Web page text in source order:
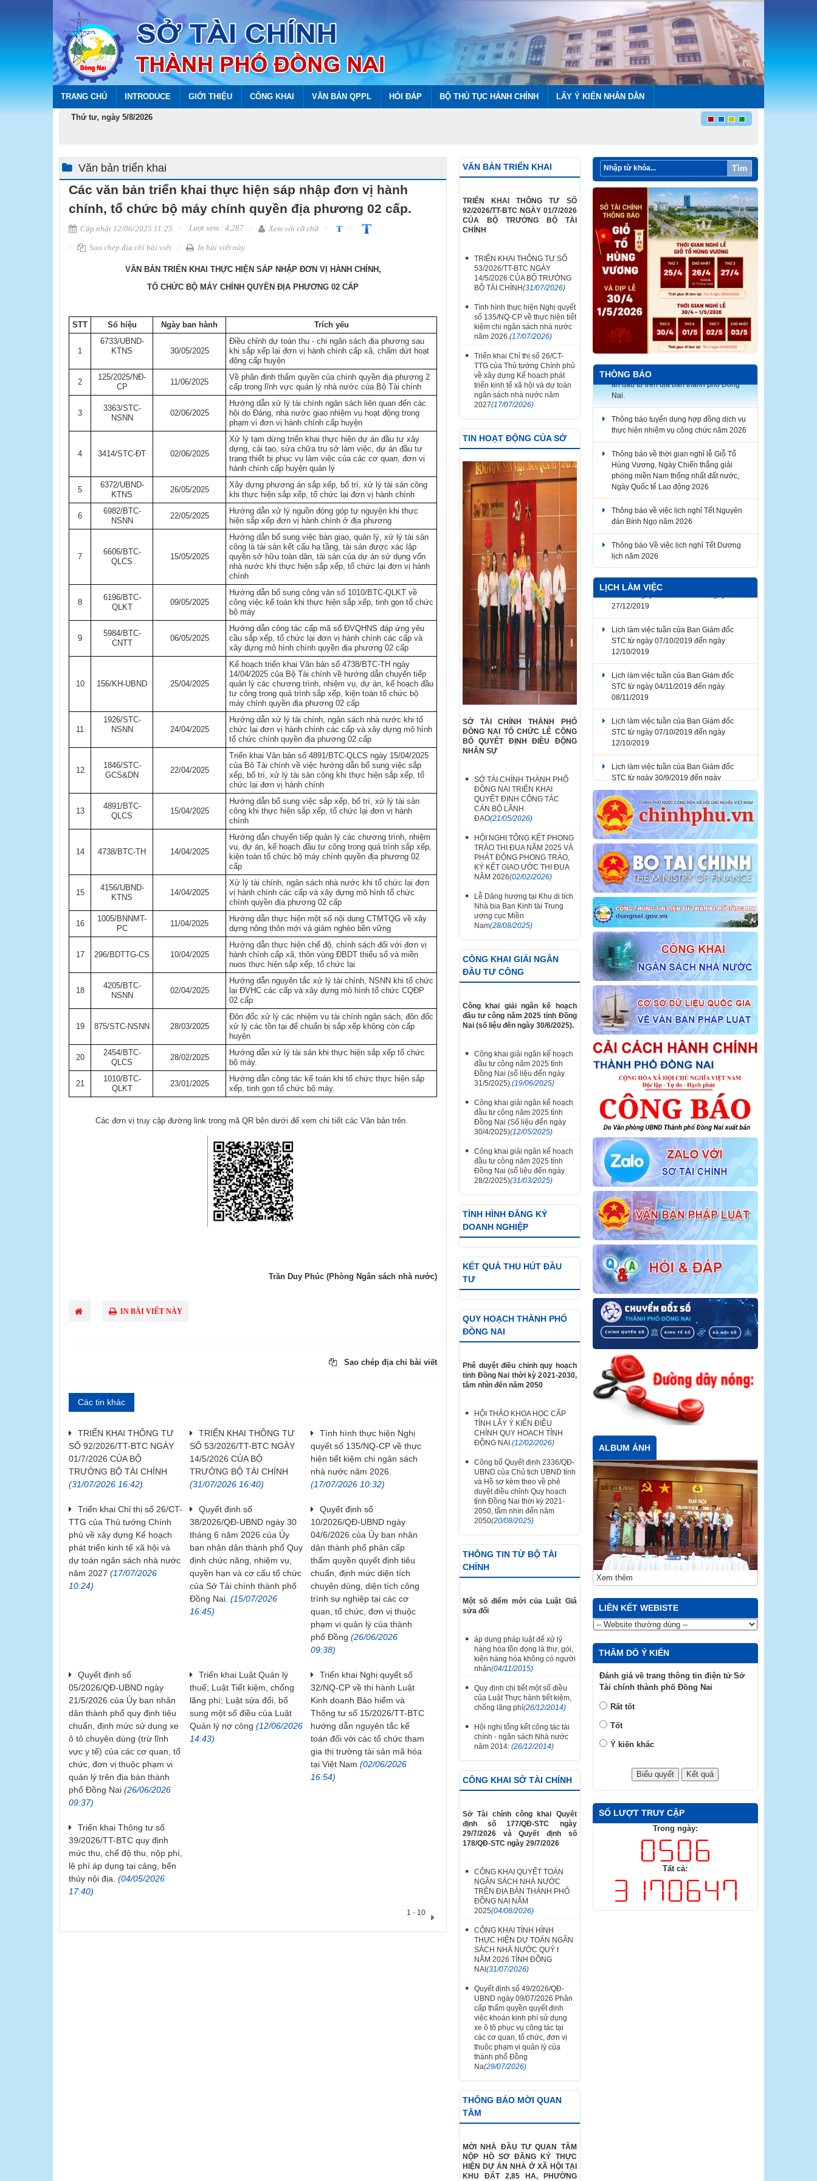
TRANG CHỦ INTRODUCE GIỚI THIỆU CÔNG KHAI VĂN BẢN QPPL HỎI ĐÁP BỘ THỦ TỤC HÀNH CHÍNH LẤY Ý KIẾN NHÂN DÂN
Thứ tư, ngày 5/8/2026
Tìm
Văn bản triển khai
Các văn bản triển khai thực hiện sáp nhập đơn vị hành
chính, tổ chức bộ máy chính quyền địa phương 02 cấp.
Cập nhật 12/06/2025 11:25 Lượt xem : 4,287 Xem với cỡ chữ
Sao chép địa chỉ bài viết In bài viết này
VĂN BẢN TRIỂN KHAI THỰC HIỆN SÁP NHẬP ĐƠN VỊ HÀNH CHÍNH,
TỔ CHỨC BỘ MÁY CHÍNH QUYỀN ĐỊA PHƯƠNG 02 CẤP
STT Số hiệu Ngày ban hành Trích yếu
1
6733/UBND-
KTNS
30/05/2025
Điều chỉnh dự toán thu - chi ngân sách địa phương sau
khi sắp xếp lại đơn vị hành chính cấp xã, chấm dứt hoạt
động cấp huyện
2
125/2025/NĐ-
CP
11/06/2025
Về phân định thẩm quyền của chính quyền địa phương 2
cấp trong lĩnh vực quản lý nhà nước của Bộ Tài chính
3
3363/STC-
NSNN
02/06/2025
Hướng dẫn xử lý tài chính ngân sách liên quan đến các
hội do Đảng, nhà nước giao nhiệm vụ hoạt động trong
phạm vi đơn vị hành chính cấp huyện
4 3414/STC-ĐT 02/06/2025
​Xử lý tạm dừng triển khai thực hiện dự án đầu tư xây
dựng, cải tạo, sửa chữa trụ sở làm việc, dự án đầu tư
trang thiết bị phục vụ làm việc của các cơ quan, đơn vị
hành chính cấp huyện quản lý
5
6372/UBND-
KTNS
26/05/2025
Xây dựng phương án sắp xếp, bố trí, xử lý tài sản công
khi thực hiện sắp xếp, tổ chức lại đơn vị hành chính
6
6982/BTC-
NSNN
22/05/2025
Hướng dẫn xử lý nguồn đóng góp tự nguyện khi thực
hiện sắp xếp đơn vị hành chính ở địa phương
7
6606/BTC-
QLCS
15/05/2025
Hướng dẫn bổ sung việc bàn giao, quản lý, xử lý tài sản
công là tài sản kết cấu hạ tầng, tài sản được xác lập
quyền sở hữu toàn dân, tài sản của dự án sử dụng vốn
nhà nước khi thực hiện sắp xếp, tổ chức lại đơn vị hành
chính
8
6196/BTC-
QLKT
09/05/2025
Hướng dẫn bổ sung công văn số 1010/BTC-QLKT về
công việc kế toán khi thực hiện sắp xếp, tinh gọn tổ chức
bộ máy
9
5984/BTC-
CNTT
06/05/2025
Hướng dẫn công tác cấp mã số ĐVQHNS đáp ứng yêu
cầu sắp xếp, tổ chức lại đơn vị hành chính các cấp và
xây dựng mô hình chính quyền địa phương 02 cấp
10 156/KH-UBND 25/04/2025
Kế hoạch triển khai Văn bản số 4738/BTC-TH ngày
14/04/2025 của Bộ Tài chính về hướng dẫn chuyển tiếp
quản lý các chương trình, nhiệm vụ, dự án, kế hoạch đầu
tư công trong quá trình sắp xếp, kiện toàn tổ chức bộ
máy chính quyền địa phương 02 cấp
11
1926/STC-
NSNN​
24/04/2025
​Hướng dẫn xử lý tài chính, ngân sách nhà nước khi tổ
chức lại đơn vị hành chính các cấp và xây dựng mô hình
tổ chức chính quyền địa phương 02 cấp
12
1846/STC-
GCS&DN
22/04/2025
T​riển khai Văn bản số 4891/BTC-QLCS ngày 15/04/2025
của Bô Tài chính về việc hướng dẫn bổ sung việc sắp
xếp, bố trí, xử lý tài sản công khi thực hiện sắp xếp, tổ
chức lại đơn vị hành chính
13
4891/BTC-
QLCS
15/04/2025
Hướng dẫn bổ sung việc sắp xếp, bố trí, xử lý tài sản
công khi thực hiện sắp xếp, tổ chức lại đơn vị hành
chính
14 4738/BTC-TH 14/04/2025
Hướng dẫn chuyển tiếp quản lý các chương trình, nhiệm
vụ, dự án, kế hoạch đầu tư công trong quá trình sắp xếp,
kiện toàn tổ chức bộ máy chính quyền địa phương 02
cấp
15
4156/UBND-
KTNS
14/04/2025
Xử lý tài chính, ngân sách nhà nước khi tổ chức lại đơn
vị hành chính các cấp và xây dựng mô hình tổ chức
chính quyền địa phương 02 cấp
16
1005/BNNMT-
PC
11/04/2025
Hướng dẫn thực hiện một số nội dung CTMTQG về xây
dựng nông thôn mới và giảm nghèo bền vững
17 296/BDTTG-CS 10/04/2025
Hướng dẫn thực hiện chế độ, chính sách đối với đơn vị
hành chính cấp xã, thôn vùng ĐBDT thiểu số và miền
nuos thực hiện sắp xếp, tổ chức lại
18
4205/BTC-
NSNN
02/04/2025
Hướng dẫn nguyên tắc xử lý tài chính, NSNN khi tổ chức
lại ĐVHC các cấp và xây dựng mô hình tổ chức CQĐP
02 cấp
19 875/STC-NSNN 28/03/2025
Đôn đốc xử lý các nhiệm vụ tài chính ngân sách; đôn đốc
xử lý các tồn tại để chuẩn bị sắp xếp không còn cấp
huyện
20
2454/BTC-
QLCS
28/02/2025
​Hướng dẫn xử lý tài sản khi thực hiện sắp xếp tổ chức
bộ máy.
21
1010/BTC-
QLKT
23/01/2025
Hướng dẫn công tác kế toán khi tổ chức thực hiện sắp
xếp, tinh gọn tổ chức bộ máy.
Các đơn vị truy cập đường link trong mã QR bên dưới để xem chi tiết các Văn bản trên.
Trần Duy Phúc (Phòng Ngân sách nhà nước)
IN BÀI VIẾT NÀY
Sao chép địa chỉ bài viết
Các tin khác
TRIỂN KHAI THÔNG TƯ
SỐ 92/2026/TT-BTC NGÀY
01/7/2026 CỦA BỘ
TRƯỞNG BỘ TÀI CHÍNH
(31/07/2026 16:42)
TRIỂN KHAI THÔNG TƯ
SỐ 53/2026/TT-BTC NGÀY
14/5/2026 CỦA BỘ
TRƯỞNG BỘ TÀI CHÍNH
(31/07/2026 16:40)
Tình hình thực hiện Nghị
quyết số 135/NQ-CP về thực
hiện tiết kiệm chi ngân sách
nhà nước năm 2026.
(17/07/2026 10:32)
Triển khai Chỉ thị số 26/CT-
TTG của Thủ tướng Chính
phủ về xây dựng Kế hoạch
phát triển kinh tế xã hội và
dự toán ngân sách nhà nước
năm 2027 (17/07/2026
10:24)
Quyết định số
38/2026/QĐ-UBND ngày 30
tháng 6 năm 2026 của Ủy
ban nhân dân thành phố Quy
định chức năng, nhiệm vụ,
quyền hạn và cơ cấu tổ chức
của Sở Tài chính thành phố
Đồng Nai. (15/07/2026
16:45)
Quyết định số
10/2026/QĐ-UBND ngày
04/6/2026 của Ủy ban nhân
dân thành phố phân cấp
thẩm quyền quyết định tiêu
chuẩn, định mức diện tích
chuyên dùng, diện tích công
trình sự nghiệp tại các cơ
quan, tổ chức, đơn vị thuộc
phạm vi quản lý của thành
phố Đồng(26/06/2026
09:38)
Quyết định số
05/2026/QĐ-UBND ngày
21/5/2026 của Ủy ban nhân
dân thành phố quy định tiêu
chuẩn, định mức sử dụng xe
ô tô chuyên dùng (trừ lĩnh
vực y tế) của các cơ quan, tổ
chức, đơn vị thuộc phạm vi
quản lý trên địa bàn thành
phố Đồng Nai (26/06/2026
09:37)
Triển khai Luật Quản lý
thuế; Luật Tiết kiệm, chống
lãng phí; Luật sửa đổi, bổ
sung một số điều của Luật
Quản lý nợ công (12/06/2026
14:43)
Triển khai Nghị quyết số
32/NQ-CP về thi hành Luật
Kinh doanh Bảo hiểm và
Thông tư số 15/2026/TT-BTC
hướng dẫn nguyên tắc kế
toán đối với các tổ chức tham
gia thị trường tài sản mã hóa
tại Việt Nam (02/06/2026
16:54)
Triển khai Thông tư số
39/2026/TT-BTC quy định
mức thu, chế độ thu, nộp phí,
lệ phí áp dụng tại cảng, bến
thủy nội địa. (04/05/2026
17:40)
1 - 10
VĂN BẢN TRIỂN KHAI
TRIỂN KHAI THÔNG TƯ SỐ
92/2026/TT-BTC NGÀY 01/7/2026
CỦA BỘ TRƯỞNG BỘ TÀI
CHÍNH
TRIỂN KHAI THÔNG TƯ SỐ
53/2026/TT-BTC NGÀY
14/5/2026 CỦA BỘ TRƯỞNG
BỘ TÀI CHÍNH(31/07/2026)
Tình hình thực hiện Nghị quyết
số 135/NQ-CP về thực hiện tiết
kiệm chi ngân sách nhà nước
năm 2026.(17/07/2026)
Triển khai Chỉ thị số 26/CT-
TTG của Thủ tướng Chính phủ
về xây dựng Kế hoạch phát
triển kinh tế xã hội và dự toán
ngân sách nhà nước năm
2027(17/07/2026)
TIN HOẠT ĐỘNG CỦA SỞ
SỞ TÀI CHÍNH THÀNH PHỐ
ĐỒNG NAI TỔ CHỨC LỄ CÔNG
BỐ QUYẾT ĐỊNH ĐIỀU ĐỘNG
NHÂN SỰ
SỞ TÀI CHÍNH THÀNH PHỐ
ĐỒNG NAI TRIỂN KHAI
QUYẾT ĐỊNH CÔNG TÁC
CÁN BỘ LÃNH
ĐẠO(21/05/2026)
HỘI NGHỊ TỔNG KẾT PHONG
TRÀO THI ĐUA NĂM 2025 VÀ
PHÁT ĐỘNG PHONG TRÀO,
KÝ KẾT GIAO ƯỚC THI ĐUA
NĂM 2026(02/02/2026)
Lễ Dâng hương tại Khu di tích
Nhà bia Ban Kinh tài Trung
ương cục Miền
Nam(28/08/2025)
CÔNG KHAI GIẢI NGÂN
ĐẦU TƯ CÔNG
Công khai giải ngân kế hoạch
đầu tư công năm 2025 tỉnh Đồng
Nai (số liệu đến ngày 30/6/2025).
Công khai giải ngân kế hoạch
đầu tư công năm 2025 tỉnh
Đồng Nai (số liệu đến ngày
31/5/2025).(19/06/2025)
Công khai giải ngân kế hoạch
đầu tư công năm 2025 tỉnh
Đồng Nai (Số liệu đến ngày
30/4/2025)(12/05/2025)
Công khai giải ngân kế hoạch
đầu tư công năm 2025 tỉnh
Đồng Nai (số liệu đến ngày
28/2/2025)(31/03/2025)
TÌNH HÌNH ĐĂNG KÝ
DOANH NGHIỆP
KẾT QUẢ THU HÚT ĐẦU
TƯ
QUY HOẠCH THÀNH PHỐ
ĐỒNG NAI
Phê duyệt điều chỉnh quy hoạch
tỉnh Đồng Nai thời kỳ 2021-2030,
tầm nhìn đến năm 2050
HỘI THẢO KHOA HỌC CẤP
TỈNH LẤY Ý KIẾN ĐIỀU
CHỈNH QUY HOẠCH TỈNH
ĐỒNG NAI.(12/02/2026)
Công bố Quyết định 2336/QĐ-
UBND của Chủ tịch UBND tỉnh
và Hồ sơ kèm theo về phê
duyệt điều chỉnh Quy hoạch
tỉnh Đồng Nai thời kỳ 2021-
2050, tầm nhìn đến năm
2050(20/08/2025)
THÔNG TIN TỪ BỘ TÀI
CHÍNH
Một số điểm mới của Luật Giá
sửa đổi
áp dụng pháp luật để xử lý
hàng hóa tồn đọng là thư, gói,
kiện hàng hóa không có người
nhận(04/11/2015)
Quy định chi tiết một số điều
của Luật Thực hành tiết kiệm,
chống lãng phí(26/12/2014)
Hội nghị tổng kết công tác tài
chính - ngân sách Nhà nước
năm 2014:(26/12/2014)
CÔNG KHAI SỞ TÀI CHÍNH
Sở Tài chính công khai Quyết
định số 177/QĐ-STC ngày
29/7/2026 và Quyết định số
178/QĐ-STC ngày 29/7/2026
CÔNG KHAI QUYẾT TOÁN
NGÂN SÁCH NHÀ NƯỚC
TRÊN ĐỊA BÀN THÀNH PHỐ
ĐỒNG NAI NĂM
2025(04/08/2026)
CÔNG KHAI TÌNH HÌNH
THỰC HIỆN DỰ TOÁN NGÂN
SÁCH NHÀ NƯỚC QUÝ I
NĂM 2026 TỈNH ĐỒNG
NAI(31/07/2026)
Quyết định số 49/2026/QĐ-
UBND ngày 09/07/2026 Phân
cấp thẩm quyền quyết định
việc khoán kinh phí sử dụng
xe ô tô phục vụ công tác tại
các cơ quan, tổ chức, đơn vị
thuộc phạm vi quản lý của
thành phố Đồng
Na(29/07/2026)
THÔNG BÁO MỜI QUAN
TÂM
MỜI NHÀ ĐẦU TƯ QUAN TÂM
NỘP HỒ SƠ ĐĂNG KÝ THỰC
HIỆN DỰ ÁN NHÀ Ở XÃ HỘI TẠI
KHU ĐẤT 2,85 HA, PHƯỜNG
THÔNG BÁO
Đề nghị thực hiện các chế độ báo cáo
giám sát, đánh giá đầu tư đối với các dự
án đầu tư trên địa bàn thành phố Đồng
Nai.
Thông báo tuyển dụng hợp đồng dịch vụ
thực hiện nhiệm vụ công chức năm 2026
Thông báo về thời gian nghỉ lễ Giỗ Tổ
Hùng Vương, Ngày Chiến thắng giải
phóng miền Nam thống nhất đất nước,
Ngày Quốc tế Lao động 2026
Thông báo về việc lịch nghỉ Tết Nguyên
đán Bính Ngọ năm 2026
Thông báo Về việc lịch nghỉ Tết Dương
lịch năm 2026
LỊCH LÀM VIỆC
Lịch làm việc tuần của Ban Giám đốc
STC từ ngày 23/12/2019 đến ngày
27/12/2019
STC từ ngày 07/10/2019 đến ngày
12/10/2019
STC từ ngày 04/11/2019 đến ngày
08/11/2019
STC từ ngày 07/10/2019 đến ngày
12/10/2019
STC từ ngày 30/9/2019 đến ngày
04/10/2019
ALBUM ẢNH
Xem thêm
LIÊN KẾT WEBISTE
THĂM DÒ Ý KIẾN
Đánh giá về trang thông tin điện tử Sở
Tài chính thành phố Đồng Nai
Rất tốt
Tốt
Ý kiến khác
SỐ LƯỢT TRUY CẬP
Trong ngày:
Tất cả: